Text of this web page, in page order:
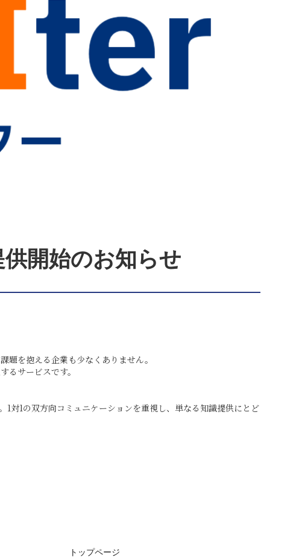
開始のお知らせ
を抱える企業も少なくありません。
るサービスです。
対1の双方向コミュニケーションを重視し、単なる知識提供にとど
トップページ